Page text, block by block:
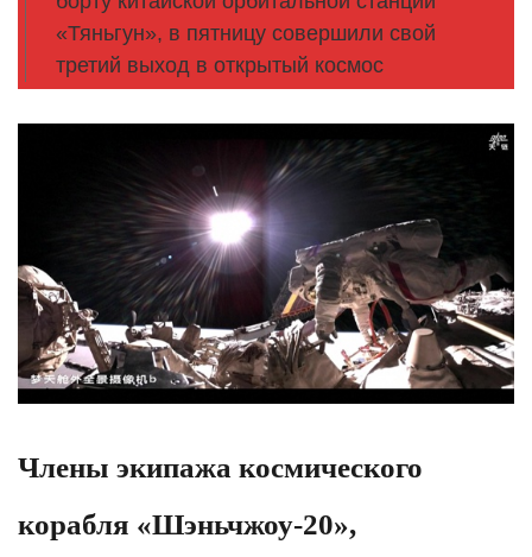
«Тяньгун», в пятницу совершили свой
третий выход в открытый космос
Члены экипажа космического
корабля «Шэньчжоу-20»,